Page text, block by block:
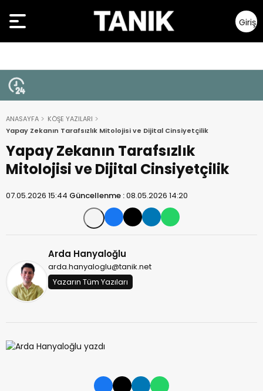
Giriş
Yap
ANASAYFA
KÖŞE YAZILARI
Yapay Zekanın Tarafsızlık Mitolojisi ve Dijital Cinsiyetçilik
Yapay Zekanın Tarafsızlık
Mitolojisi ve Dijital Cinsiyetçilik
07.05.2026 15:44 Güncellenme :08.05.2026 14:20
Arda Hanyaloğlu
arda.hanyaloglu@tanik.net
Yazarın Tüm Yazıları